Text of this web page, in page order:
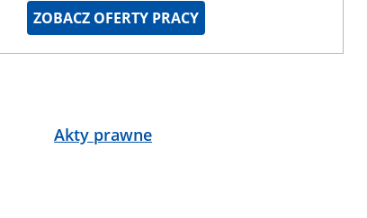
ZOBACZ OFERTY PRACY
Akty prawne